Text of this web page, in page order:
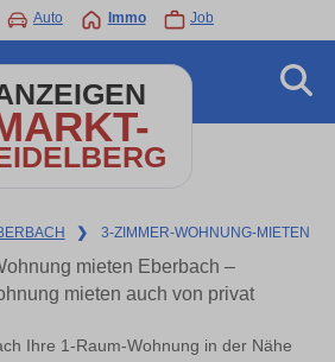
Auto Immo Job
❯ 3-ZIMMER-WOHNUNG-MIETEN
mieten Eberbach –
mieten auch von privat
Ihre 1-Raum-Wohnung in der Nähe